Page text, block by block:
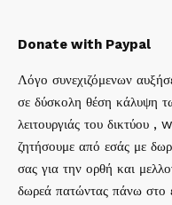
Donate with Paypal
Λόγο συνεχιζόμενων
σε δύσκολη θέση κάλυψη
λειτουργιάς του
ζητήσουμε από εσάς με
σας για την ορθή και
δωρεά πατώντας πάνω στο